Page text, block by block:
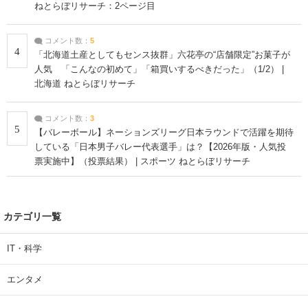
ねとらぼリサーチ：2ページ目
4
コメント数： 5
「北海道土産としてもセンス抜群」六花亭の“店舗限定”お菓子が
人気 「こんなの初めて」「箱買いするべきだった」（1/2） |
北海道 ねとらぼリサーチ
5
コメント数： 3
【バレーボール】ネーションズリーグ日本ラウンドで活躍を期待
している「日本男子バレー代表選手」は？【2026年版・人気投
票実施中】（投票結果） | スポーツ ねとらぼリサーチ
カテゴリ一覧
IT・科学
エンタメ